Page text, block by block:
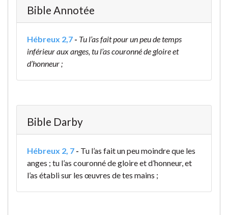
Bible Annotée
Hébreux 2,7 - Tu l’as fait pour un peu de temps
inférieur aux anges, tu l’as couronné de gloire et
d’honneur ;
Bible Darby
Hébreux 2, 7 - Tu l’as fait un peu moindre que les
anges ; tu l’as couronné de gloire et d’honneur, et
l’as établi sur les œuvres de tes mains ;